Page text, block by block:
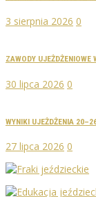
3 sierpnia 2026 0
ZAWODY
30 lipca 2026 0
WYNIKI UJEŻDŻENIA
27 lipca 2026 0